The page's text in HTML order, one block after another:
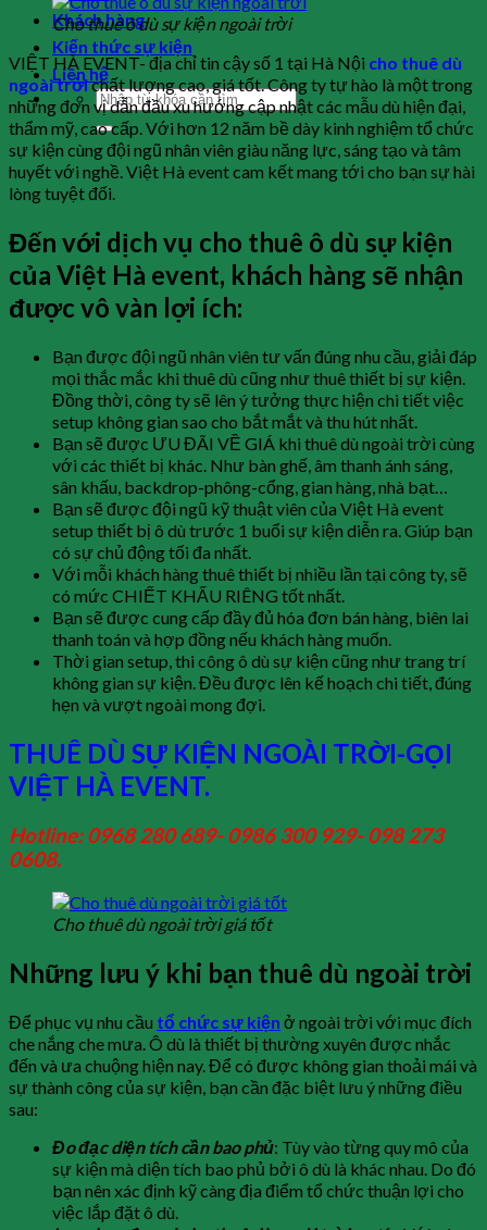
Khách hàng
Kiến thức sự kiện
Liên hệ
Cho thuê ô dù sự kiện ngoài trời
VIỆT HÀ EVENT- địa chỉ tin cậy số 1 tại Hà Nội cho thuê dù
ngoài trờichất lượng cao, giá tốt. Công ty tự hào là một trong
những đơn vị dẫn đầu xu hướng cập nhật các mẫu dù hiện đại,
thẩm mỹ, cao cấp. Với hơn 12 năm bề dày kinh nghiệm tổ chức
sự kiện cùng đội ngũ nhân viên giàu năng lực, sáng tạo và tâm
huyết với nghề. Việt Hà event cam kết mang tới cho bạn sự hài
lòng tuyệt đối.
Đến với dịch vụ cho thuê ô dù sự kiện
của Việt Hà event, khách hàng sẽ nhận
được vô vàn lợi ích:
Bạn được đội ngũ nhân viên tư vấn đúng nhu cầu, giải đáp
mọi thắc mắc khi thuê dù cũng như thuê thiết bị sự kiện.
Đồng thời, công ty sẽ lên ý tưởng thực hiện chi tiết việc
setup không gian sao cho bắt mắt và thu hút nhất.
Bạn sẽ được ƯU ĐÃI VỀ GIÁ khi thuê dù ngoài trời cùng
với các thiết bị khác. Như bàn ghế, âm thanh ánh sáng,
sân khấu, backdrop-phông-cổng, gian hàng, nhà bạt…
Bạn sẽ được đội ngũ kỹ thuật viên của Việt Hà event
setup thiết bị ô dù trước 1 buổi sự kiện diễn ra. Giúp bạn
có sự chủ động tối đa nhất.
Với mỗi khách hàng thuê thiết bị nhiều lần tại công ty, sẽ
có mức CHIẾT KHẤU RIÊNG tốt nhất.
Bạn sẽ được cung cấp đầy đủ hóa đơn bán hàng, biên lai
thanh toán và hợp đồng nếu khách hàng muốn.
Thời gian setup, thi công ô dù sự kiện cũng như trang trí
không gian sự kiện. Đều được lên kế hoạch chi tiết, đúng
hẹn và vượt ngoài mong đợi.
THUÊ DÙ SỰ KIỆN NGOÀI TRỜI-GỌI
VIỆT HÀ EVENT.
Hotline: 0968 280 689- 0986 300 929- 098 273
0608.
Cho thuê dù ngoài trời giá tốt
Những lưu ý khi bạn thuê dù ngoài trời
Để phục vụ nhu cầu tổ chức sự kiện ở ngoài trời với mục đích
che nắng che mưa. Ô dù là thiết bị thường xuyên được nhắc
đến và ưa chuộng hiện nay. Để có được không gian thoải mái và
sự thành công của sự kiện, bạn cần đặc biệt lưu ý những điều
sau:
Đo đạc diện tích cần bao phủ: Tùy vào từng quy mô của
sự kiện mà diện tích bao phủ bởi ô dù là khác nhau. Do đó
bạn nên xác định kỹ càng địa điểm tổ chức thuận lợi cho
việc lắp đặt ô dù.